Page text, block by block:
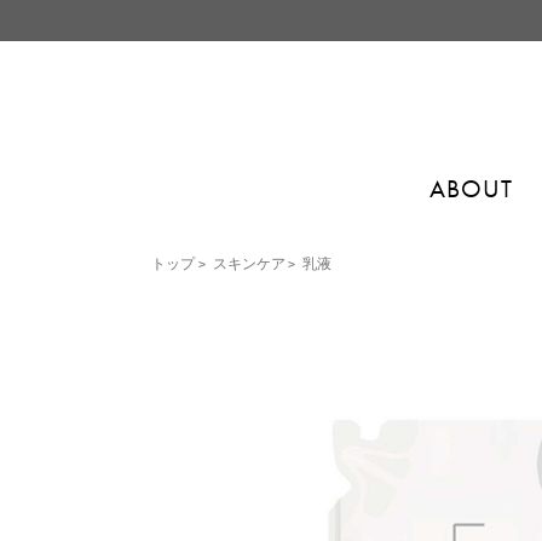
ABOUT
トップ > スキンケア > 乳液